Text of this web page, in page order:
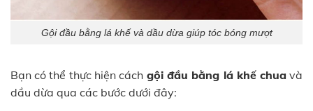
Gội đầu bằng lá khế và dầu dừa giúp tóc bóng mượt
Bạn có thể thực hiện cáchgội đầu bằng lá khế chua và
dầu dừa qua các bước dưới đây: